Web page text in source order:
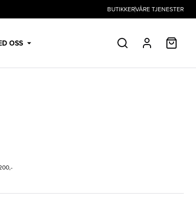
BUTIKKERVÅRE TJENESTER
OSS SØK PROFIL